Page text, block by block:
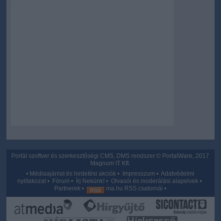
Portál szoftver és szerkesztőségi CMS, DMS rendszer:© PortalWare, 2017
Magnum IT Kft.
• Médiaajánlat és hirdetési akciók • Impresszum •Adatvédelmi
nyiltakozat • Fórum • Írj Nekünk! •Olvasói és moderálási alapelvek •
Partnerek • ma.hu RSS csatornái •